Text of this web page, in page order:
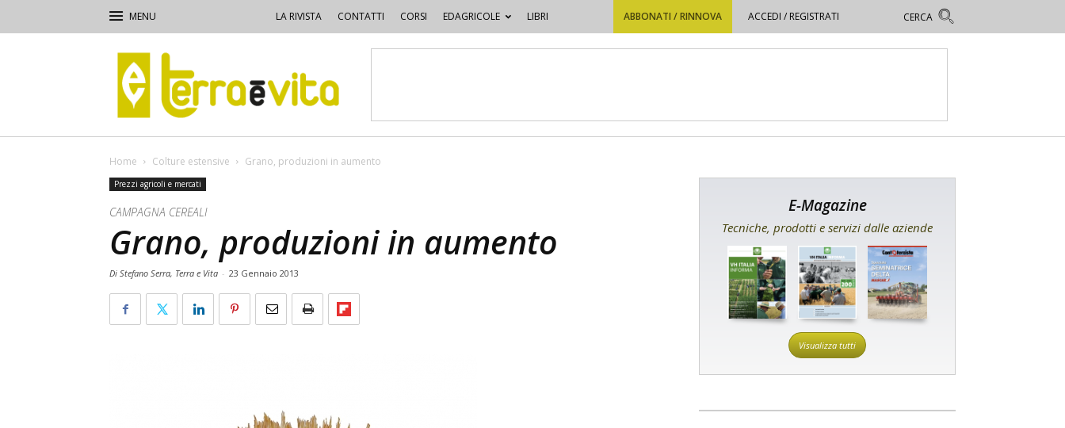
LA RIVISTA CONTATTI CORSI EDAGRICOLE LIBRI ABBONATI / RINNOVA ACCEDI / REGISTRATI
Terra
e
Vita
Home Colture estensive Grano, produzioni in aumento
Prezzi agricoli e mercati
CAMPAGNA CEREALI
Grano, produzioni in aumento
Di Stefano Serra, Terra e Vita - 23 Gennaio 2013
E-Magazine
Tecniche, prodotti e servizi dalle aziende
Visualizza tutti